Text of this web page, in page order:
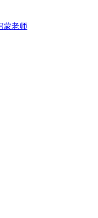
蒙老师